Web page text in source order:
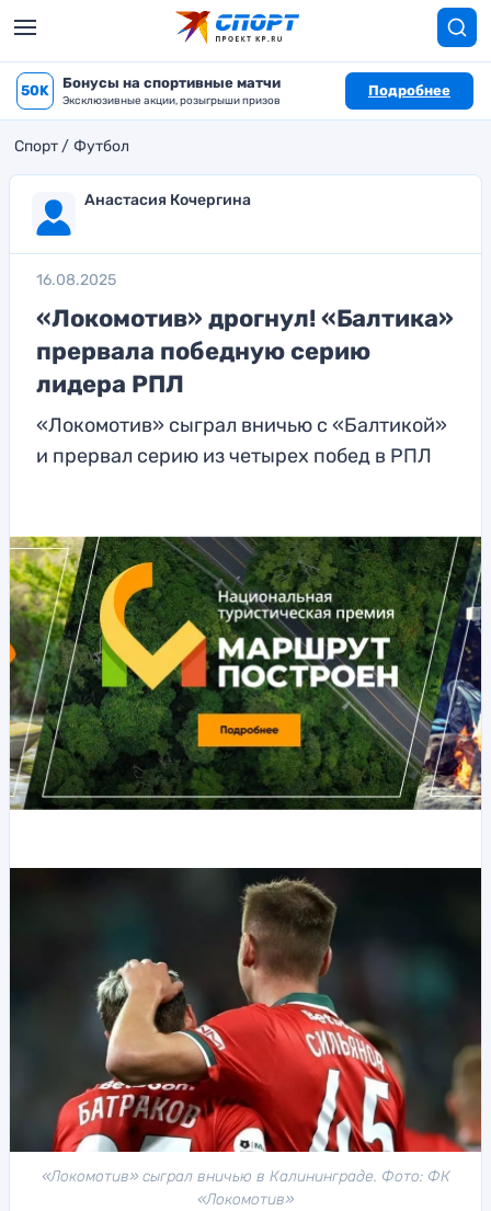
50K Бонусы на спортивные матчи
Эксклюзивные акции, розыгрыши призов
Подробнее
Спорт Футбол
Анастасия Кочергина
16.08.2025
«Локомотив» дрогнул! «Балтика»
прервала победную серию
лидера РПЛ
«Локомотив» сыграл вничью с «Балтикой»
и прервал серию из четырех побед в РПЛ
«Локомотив» сыграл вничью в Калининграде. Фото: ФК
«Локомотив»